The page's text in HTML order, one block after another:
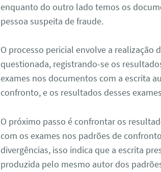
enquanto do outro lado temos os
pessoa suspeita de fraude.
O processo pericial envolve a realização
questionada, registrando-se os
exames nos documentos com a escrita
confronto, e os resultados desses
O próximo passo é confrontar os
com os exames nos padrões de
divergências, isso indica que a escrita
produzida pelo mesmo autor dos